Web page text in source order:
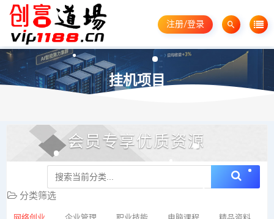
注册/登录
挂机项目
会员专享优质资源
分类筛选